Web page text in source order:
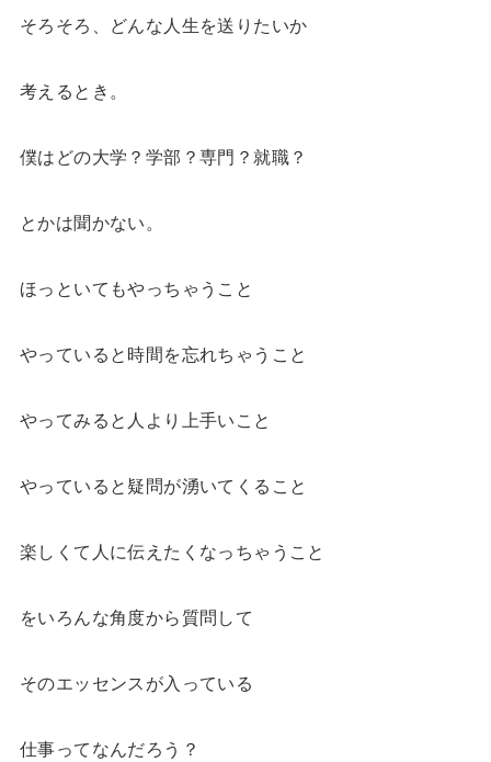
そろそろ、どんな人生を送りたいか
考えるとき。
僕はどの大学？学部？専門？就職？
とかは聞かない。
ほっといてもやっちゃうこと
やっていると時間を忘れちゃうこと
やってみると人より上手いこと
やっていると疑問が湧いてくること
楽しくて人に伝えたくなっちゃうこと
をいろんな角度から質問して
そのエッセンスが入っている
仕事ってなんだろう？